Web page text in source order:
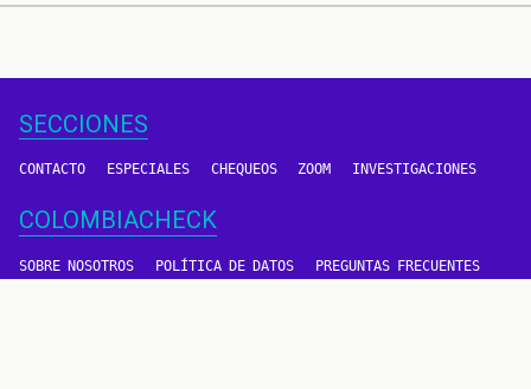
SECCIONES
CONTACTO ESPECIALES CHEQUEOS ZOOM INVESTIGACIONES
COLOMBIACHECK
SOBRE NOSOTROS POLÍTICA DE DATOS PREGUNTAS FRECUENTES